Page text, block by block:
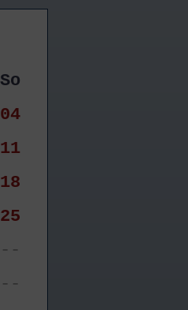
So
04
11
18
25
--
--